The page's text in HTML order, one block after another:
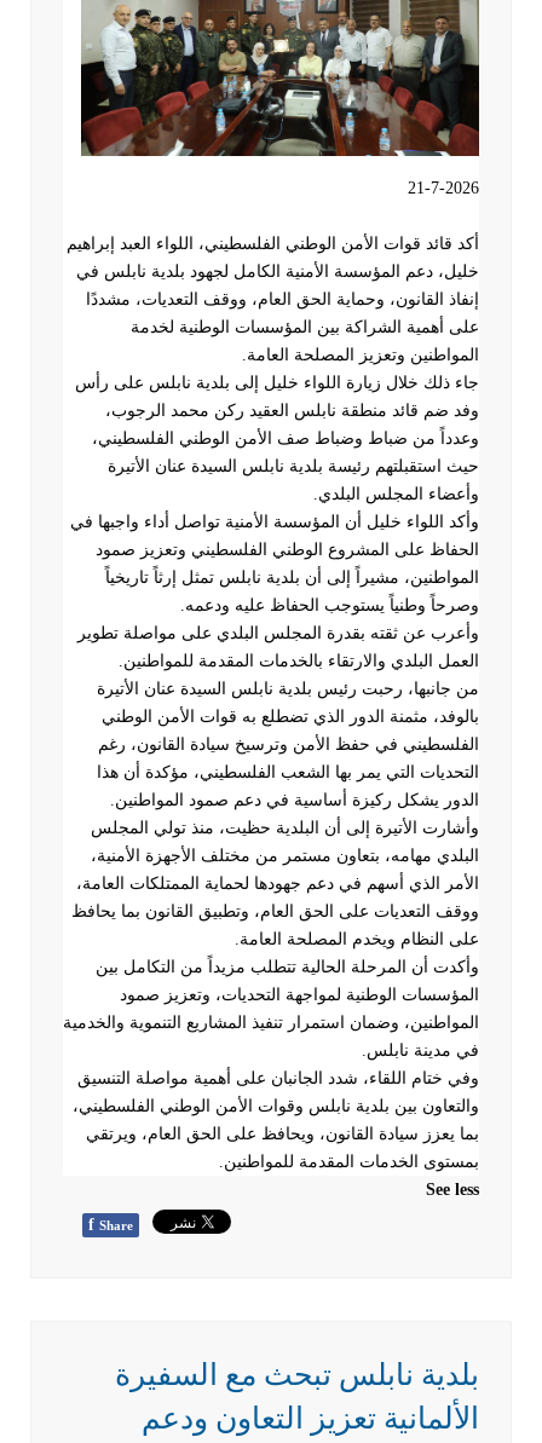
21-7-2026
أكد قائد قوات الأمن الوطني الفلسطيني، اللواء العبد إبراهيم
خليل، دعم المؤسسة الأمنية الكامل لجهود بلدية نابلس في
إنفاذ القانون، وحماية الحق العام، ووقف التعديات، مشددًا
على أهمية الشراكة بين المؤسسات الوطنية لخدمة
المواطنين وتعزيز المصلحة العامة
جاء ذلك خلال زيارة اللواء خليل إلى بلدية نابلس على رأس
وفد ضم قائد منطقة نابلس العقيد ركن محمد الرجوب،
وعدداً من ضباط وضباط صف الأمن الوطني الفلسطيني،
حيث استقبلتهم رئيسة بلدية نابلس السيدة عنان الأتيرة
وأعضاء المجلس البلدي
وأكد اللواء خليل أن المؤسسة الأمنية تواصل أداء واجبها في
الحفاظ على المشروع الوطني الفلسطيني وتعزيز صمود
المواطنين، مشيراً إلى أن بلدية نابلس تمثل إرثاً تاريخياً
وصرحاً وطنياً يستوجب الحفاظ عليه ودعمه
وأعرب عن ثقته بقدرة المجلس البلدي على مواصلة تطوير
العمل البلدي والارتقاء بالخدمات المقدمة للمواطنين
من جانبها، رحبت رئيس بلدية نابلس السيدة عنان الأتيرة
بالوفد، مثمنة الدور الذي تضطلع به قوات الأمن الوطني
الفلسطيني في حفظ الأمن وترسيخ سيادة القانون، رغم
التحديات التي يمر بها الشعب الفلسطيني، مؤكدة أن هذا
الدور يشكل ركيزة أساسية في دعم صمود المواطنين
وأشارت الأتيرة إلى أن البلدية حظيت، منذ تولي المجلس
البلدي مهامه، بتعاون مستمر من مختلف الأجهزة الأمنية،
الأمر الذي أسهم في دعم جهودها لحماية الممتلكات العامة،
ووقف التعديات على الحق العام، وتطبيق القانون بما يحافظ
على النظام ويخدم المصلحة العامة
وأكدت أن المرحلة الحالية تتطلب مزيداً من التكامل بين
المؤسسات الوطنية لمواجهة التحديات، وتعزيز صمود
المواطنين، وضمان استمرار تنفيذ المشاريع التنموية والخدمية
في مدينة نابلس
وفي ختام اللقاء، شدد الجانبان على أهمية مواصلة التنسيق
والتعاون بين بلدية نابلس وقوات الأمن الوطني الفلسطيني،
بما يعزز سيادة القانون، ويحافظ على الحق العام، ويرتقي
بمستوى الخدمات المقدمة للمواطنين
See less
f Share
بلدية نابلس تبحث مع السفيرة
الألمانية تعزيز التعاون ودعم